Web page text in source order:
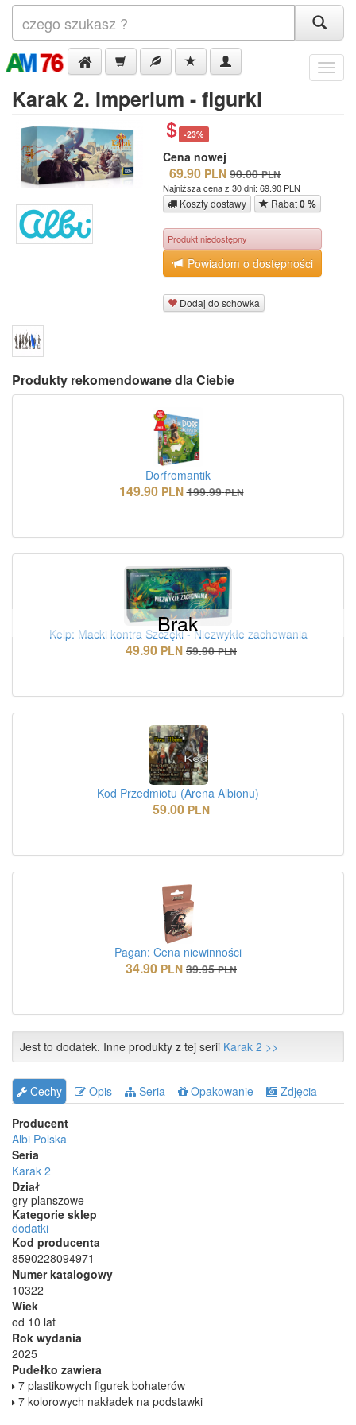
Menu
Karak 2. Imperium - figurki
-23%
Cena nowej
69.90 PLN 90.00 PLN
Najniższa cena z 30 dni: 69.90 PLN
Koszty dostawy Rabat0 %
Produkt niedostępny
Powiadom o dostępności
Dodaj do schowka
Produkty rekomendowane dla Ciebie
Dorfromantik
149.90 PLN 199.99 PLN
Brak
Kelp: Macki kontra Szczęki - Niezwykłe zachowania
49.90 PLN 59.90 PLN
Kod Przedmiotu (Arena Albionu)
59.00 PLN
Pagan: Cena niewinności
34.90 PLN 39.95 PLN
Jest to dodatek. Inne produkty z tej serii Karak 2 >>
Cechy Opis Seria Opakowanie
Zdjęcia
Producent
Albi Polska
Seria
Karak 2
Dział
gry planszowe
Kategorie sklep
dodatki
Kod producenta
8590228094971
Numer katalogowy
10322
Wiek
od 10 lat
Rok wydania
2025
Pudełko zawiera
7 plastikowych figurek bohaterów
7 kolorowych nakładek na podstawki